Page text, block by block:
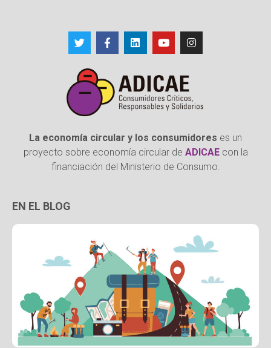
La economía circular y los consumidores es un
proyecto sobre economía circular de ADICAEcon la
financiación del Ministerio de Consumo.
EN EL BLOG